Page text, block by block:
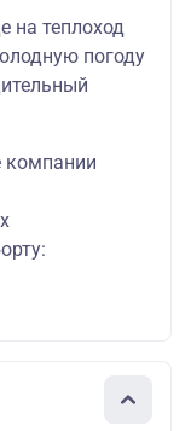
на теплоход
погоду
компании